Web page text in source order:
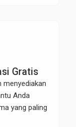
Gratis
menyediakan
Anda
yang paling